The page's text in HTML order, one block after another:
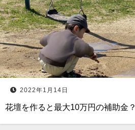
2022年1月14日
花壇を作ると最大10万円の補助金？